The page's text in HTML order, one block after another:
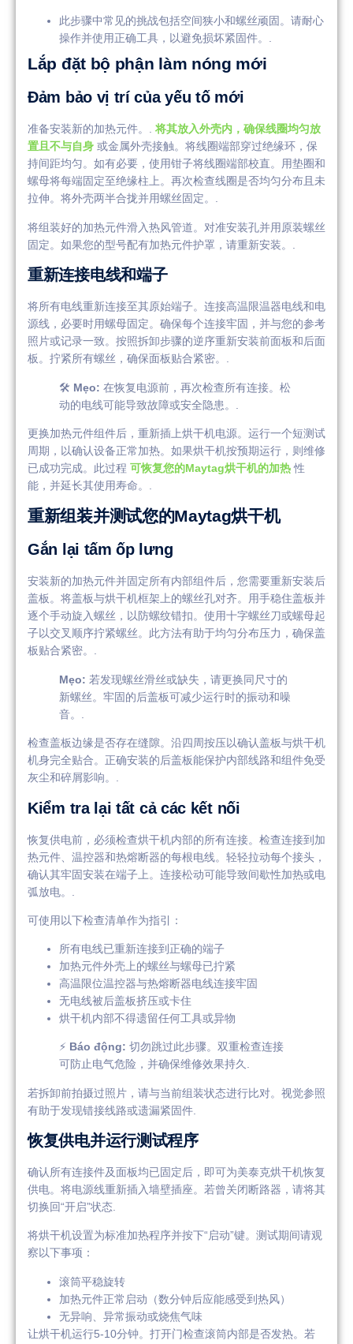
此步骤中常见的挑战包括空间狭小和螺丝顽固。请耐心
操作并使用正确工具，以避免损坏紧固件。.
Lắp đặt bộ phận làm nóng mới
Đảm bảo vị trí của yếu tố mới
准备安装新的加热元件。. 将其放入外壳内，确保线圈均匀放
置且不与自身 或金属外壳接触。将线圈端部穿过绝缘环，保
持间距均匀。如有必要，使用钳子将线圈端部校直。用垫圈和
螺母将每端固定至绝缘柱上。再次检查线圈是否均匀分布且未
拉伸。将外壳两半合拢并用螺丝固定。.
将组装好的加热元件滑入热风管道。对准安装孔并用原装螺丝
固定。如果您的型号配有加热元件护罩，请重新安装。.
重新连接电线和端子
将所有电线重新连接至其原始端子。连接高温限温器电线和电
源线，必要时用螺母固定。确保每个连接牢固，并与您的参考
照片或记录一致。按照拆卸步骤的逆序重新安装前面板和后面
板。拧紧所有螺丝，确保面板贴合紧密。.
🛠️ Mẹo: 在恢复电源前，再次检查所有连接。松
动的电线可能导致故障或安全隐患。.
更换加热元件组件后，重新插上烘干机电源。运行一个短测试
周期，以确认设备正常加热。如果烘干机按预期运行，则维修
已成功完成。此过程 可恢复您的Maytag烘干机的加热性
能，并延长其使用寿命。.
重新组装并测试您的Maytag烘干机
Gắn lại tấm ốp lưng
安装新的加热元件并固定所有内部组件后，您需要重新安装后
盖板。将盖板与烘干机框架上的螺丝孔对齐。用手稳住盖板并
逐个手动旋入螺丝，以防螺纹错扣。使用十字螺丝刀或螺母起
子以交叉顺序拧紧螺丝。此方法有助于均匀分布压力，确保盖
板贴合紧密。.
Mẹo: 若发现螺丝滑丝或缺失，请更换同尺寸的
新螺丝。牢固的后盖板可减少运行时的振动和噪
音。.
检查盖板边缘是否存在缝隙。沿四周按压以确认盖板与烘干机
机身完全贴合。正确安装的后盖板能保护内部线路和组件免受
灰尘和碎屑影响。.
Kiểm tra lại tất cả các kết nối
恢复供电前，必须检查烘干机内部的所有连接。检查连接到加
热元件、温控器和热熔断器的每根电线。轻轻拉动每个接头，
确认其牢固安装在端子上。连接松动可能导致间歇性加热或电
弧放电。.
可使用以下检查清单作为指引：
所有电线已重新连接到正确的端子
加热元件外壳上的螺丝与螺母已拧紧
高温限位温控器与热熔断器电线连接牢固
无电线被后盖板挤压或卡住
烘干机内部不得遗留任何工具或异物
⚡ Báo động: 切勿跳过此步骤。双重检查连接
可防止电气危险，并确保维修效果持久.
若拆卸前拍摄过照片，请与当前组装状态进行比对。视觉参照
有助于发现错接线路或遗漏紧固件.
恢复供电并运行测试程序
确认所有连接件及面板均已固定后，即可为美泰克烘干机恢复
供电。将电源线重新插入墙壁插座。若曾关闭断路器，请将其
切换回“开启”状态.
将烘干机设置为标准加热程序并按下“启动”键。测试期间请观
察以下事项：
滚筒平稳旋转
加热元件正常启动（数分钟后应能感受到热风）
无异响、异常振动或烧焦气味
让烘干机运行5-10分钟。打开门检查滚筒内部是否发热。若